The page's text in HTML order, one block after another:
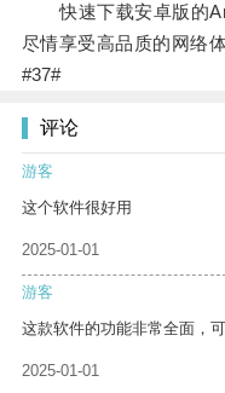
快速下载安卓版的
尽情享受高品质的网络体
#37#
评论
游客
这个软件很好用
2025-01-01
游客
这款软件的功能非常全面，
2025-01-01